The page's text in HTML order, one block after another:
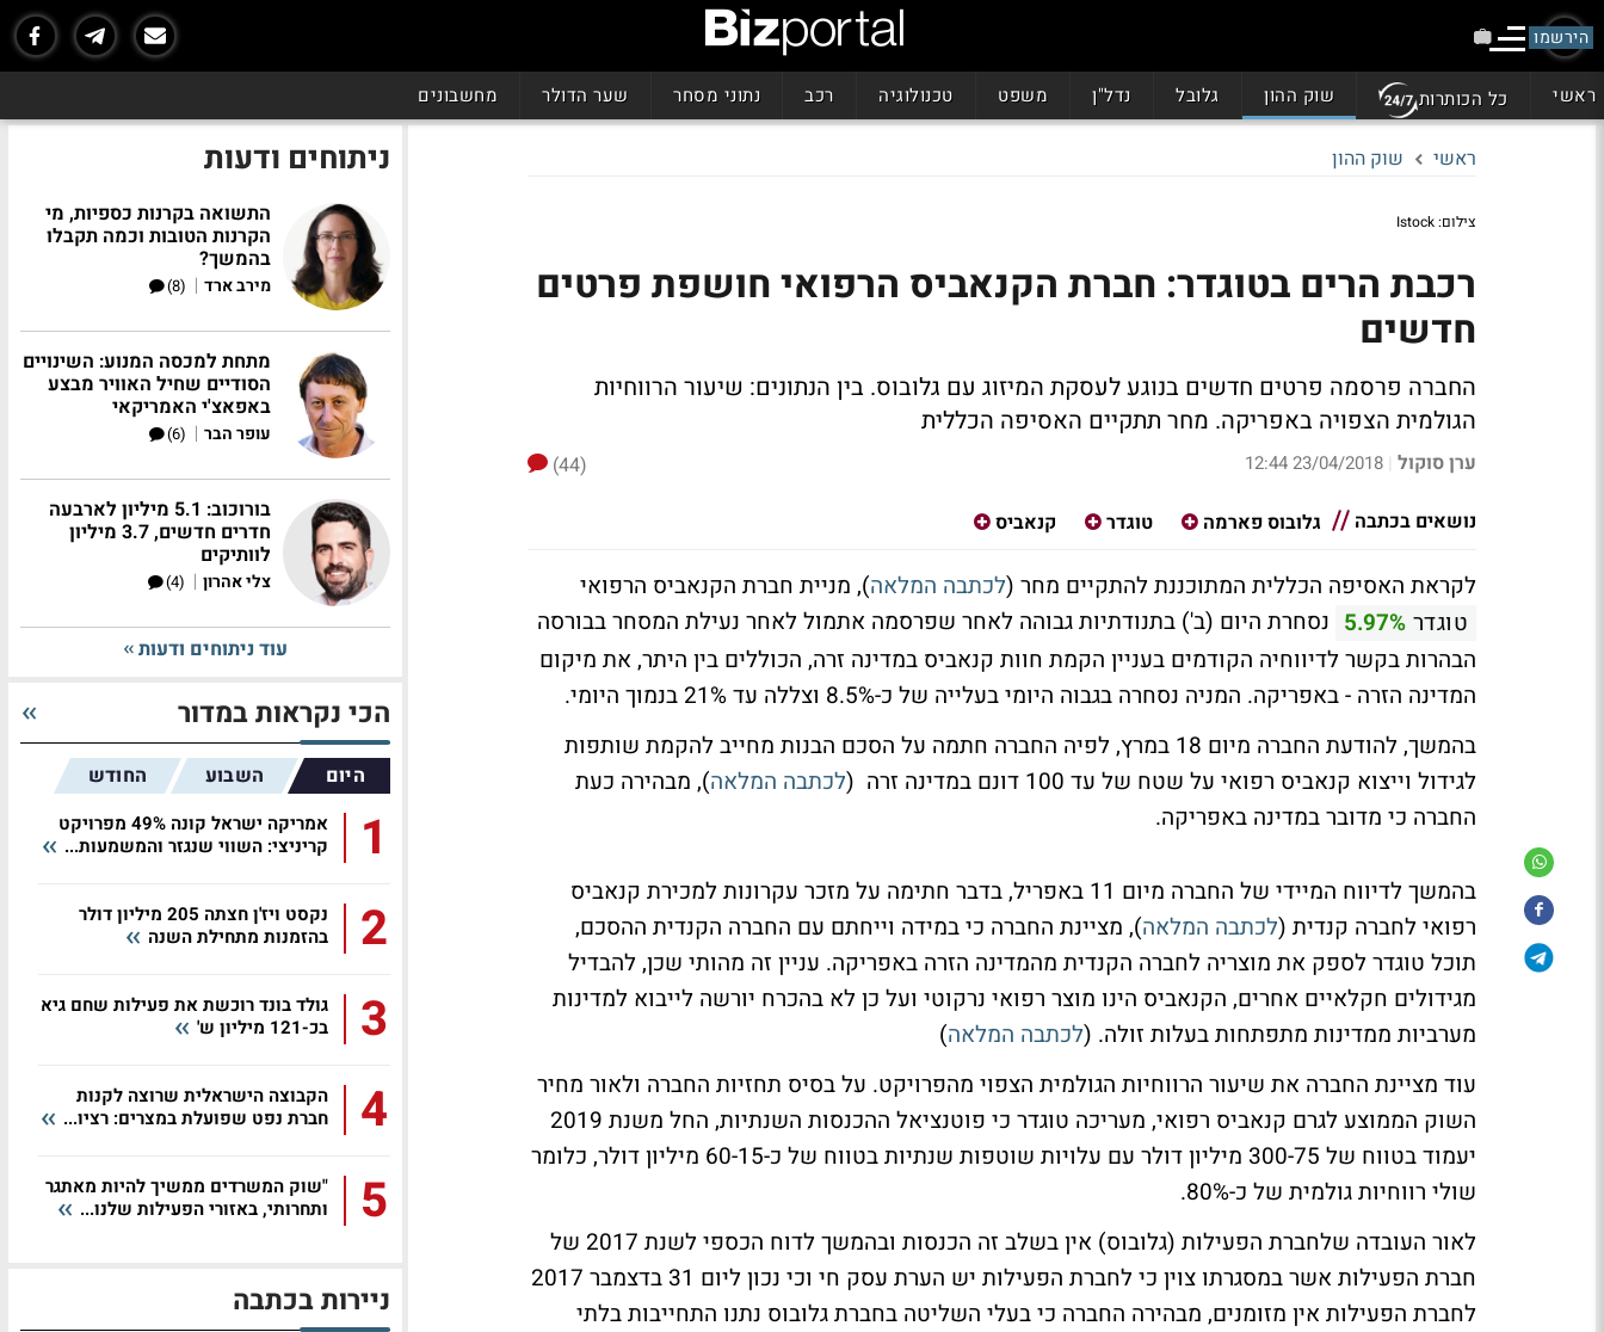
הירשמו
ראשי כל הכותרות שוק ההון גלובל נדל"ן משפט טכנולוגיה רכב נתוני מסחר שער הדולר מחשבונים
ראשי שוק ההון
צילום: Istock
רכבת הרים בטוגדר: חברת הקנאביס הרפואי חושפת פרטים
חדשים
החברה פרסמה פרטים חדשים בנוגע לעסקת המיזוג עם גלובוס. בין הנתונים: שיעור הרווחיות
הגולמית הצפויה באפריקה. מחר תתקיים האסיפה הכללית
ערן סוקול |
23/04/2018 12:44
(44)
נושאים בכתבה
גלובוס פארמה טוגדר קנאביס
לקראת האסיפה הכללית המתוכננת להתקיים מחר (לכתבה המלאה), מניית חברת הקנאביס הרפואי
טוגדר 5.97% נסחרת היום (ב') בתנודתיות גבוהה לאחר שפרסמה אתמול לאחר נעילת המסחר בבורסה
הבהרות בקשר לדיווחיה הקודמים בעניין הקמת חוות קנאביס במדינה זרה, הכוללים בין היתר, את מיקום
המדינה הזרה - באפריקה. המניה נסחרה בגבוה היומי בעלייה של כ-8.5% וצללה עד 21% בנמוך היומי.
בהמשך, להודעת החברה מיום 18 במרץ, לפיה החברה חתמה על הסכם הבנות מחייב להקמת שותפות
לגידול וייצוא קנאביס רפואי על שטח של עד 100 דונם במדינה זרה (
לכתבה המלאה), מבהירה כעת
החברה כי מדובר במדינה באפריקה.
בהמשך לדיווח המיידי של החברה מיום 11 באפריל, בדבר חתימה על מזכר עקרונות למכירת קנאביס
רפואי לחברה קנדית (לכתבה המלאה), מציינת החברה כי במידה וייחתם עם החברה הקנדית ההסכם,
תוכל טוגדר לספק את מוצריה לחברה הקנדית מהמדינה הזרה באפריקה. עניין זה מהותי שכן, להבדיל
מגידולים חקלאיים אחרים, הקנאביס הינו מוצר רפואי נרקוטי ועל כן לא בהכרח יורשה לייבוא למדינות
מערביות ממדינות מתפתחות בעלות זולה. (לכתבה המלאה)
עוד מציינת החברה את שיעור הרווחיות הגולמית הצפוי מהפרויקט. על בסיס תחזיות החברה ולאור מחיר
השוק הממוצע לגרם קנאביס רפואי, מעריכה טוגדר כי פוטנציאל ההכנסות השנתיות, החל משנת 2019
יעמוד בטווח של 300-75 מיליון דולר עם עלויות שוטפות שנתיות בטווח של כ-60-15 מיליון דולר, כלומר
שולי רווחיות גולמית של כ-80%.
לאור העובדה שלחברת הפעילות (גלובוס) אין בשלב זה הכנסות ובהמשך לדוח הכספי לשנת 2017 של
חברת הפעילות אשר במסגרתו צוין כי לחברת הפעילות יש הערת עסק חי וכי נכון ליום 31 בדצמבר 2017
לחברת הפעילות אין מזומנים, מבהירה החברה כי בעלי השליטה בחברת גלובוס נתנו התחייבות בלתי
ניתוחים ודעות
התשואה בקרנות כספיות, מי
הקרנות הטובות וכמה תקבלו
בהמשך?
מירב ארד |
(8)
מתחת למכסה המנוע: השינויים
הסודיים שחיל האוויר מבצע
באפאצ'י האמריקאי
עופר הבר |
(6)
בורוכוב: 5.1 מיליון לארבעה
חדרים חדשים, 3.7 מיליון
לוותיקים
צלי אהרון |
(4)
עוד ניתוחים ודעות
הכי נקראות במדור
היום השבוע החודש
1
אמריקה ישראל קונה 49% מפרויקט
קריניצי: השווי שנגזר והמשמעות...
2
נקסט ויז'ן חצתה 205 מיליון דולר
בהזמנות מתחילת השנה
3
גולד בונד רוכשת את פעילות שחם גיא
בכ-121 מיליון ש'
4
הקבוצה הישראלית שרוצה לקנות
חברת נפט שפועלת במצרים: רציו...
5
"שוק המשרדים ממשיך להיות מאתגר
ותחרותי, באזורי הפעילות שלנו...
ניירות בכתבה